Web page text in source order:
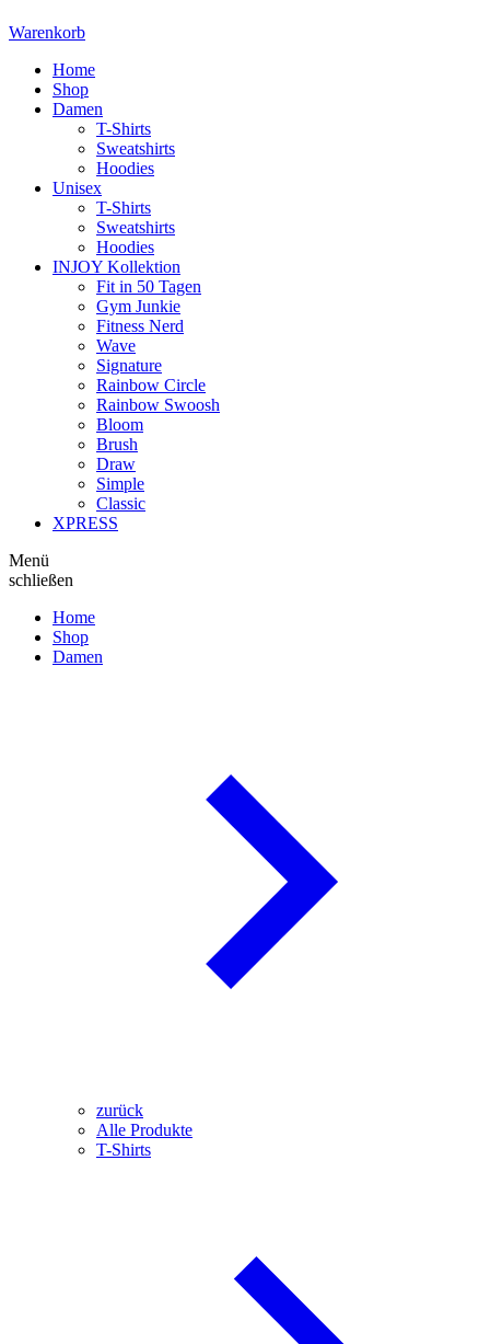
Warenkorb
Home
Shop
Damen
T-Shirts
Sweatshirts
Hoodies
Unisex
T-Shirts
Sweatshirts
Hoodies
INJOY Kollektion
Fit in 50 Tagen
Gym Junkie
Fitness Nerd
Wave
Signature
Rainbow Circle
Rainbow Swoosh
Bloom
Brush
Draw
Simple
Classic
XPRESS
Menü
schließen
Home
Shop
Damen
zurück
Alle Produkte
T-Shirts